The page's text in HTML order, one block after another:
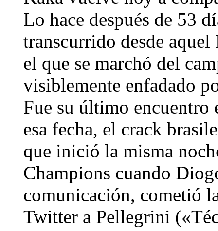
Lo hace después de 53
transcurrido desde
el que se marchó del
visiblemente enfadado
Fue su último encuentro
esa fecha, el crack
que inició la misma
Champions cuando
comunicación, cometió
Twitter a Pellegrini